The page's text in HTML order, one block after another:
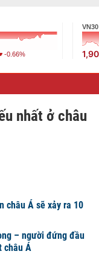
-0.66%
VN30
nhất ở châu
châu Á sẽ xảy ra 10
– người đứng đầu
châu Á